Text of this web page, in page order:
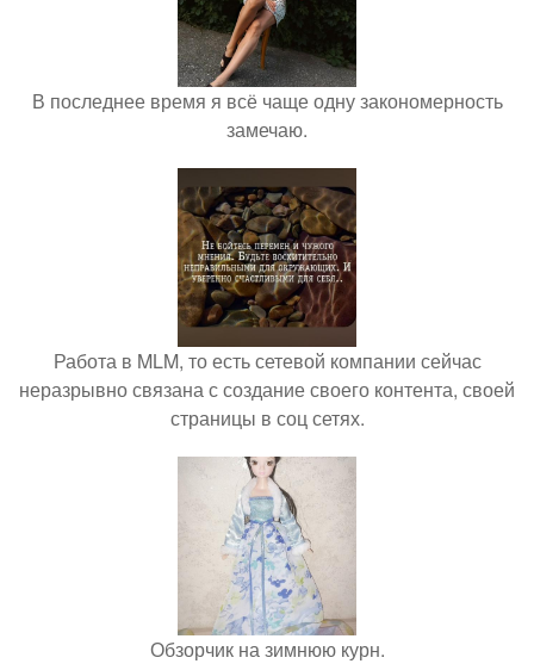
В последнее время я всё чаще одну закономерность
замечаю.
Работа в MLM, то есть сетевой компании сейчас
неразрывно связана с создание своего контента, своей
страницы в соц сетях.
Обзорчик на зимнюю курн.